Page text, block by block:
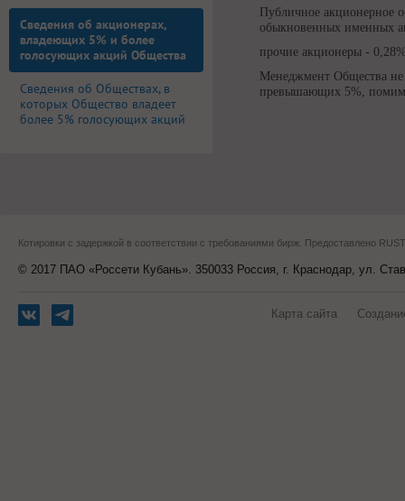
Публичное акционерное
обыкновенных именных
прочие акционеры -
Менеджмент Общества
превышающих 5%,
Сведения об акционерах,
владеющих 5% и более
голосующих акций Общества
Сведения об Обществах, в
которых Общество владеет
более 5% голосующих акций
Котировки с задержкой в соответствии с требованиями бирж. Предоставлено
© 2017 ПАО «Россети Кубань». 350033 Россия, г. Краснодар, ул.
Карта сайта